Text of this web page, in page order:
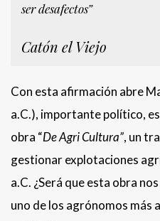
ser desafectos”
Catón el Viejo
Con esta afirmación abre
a.C.), importante político,
obra “De Agri Cultura”, un
gestionar explotaciones
a.C. ¿Será que esta obra
uno de los agrónomos más